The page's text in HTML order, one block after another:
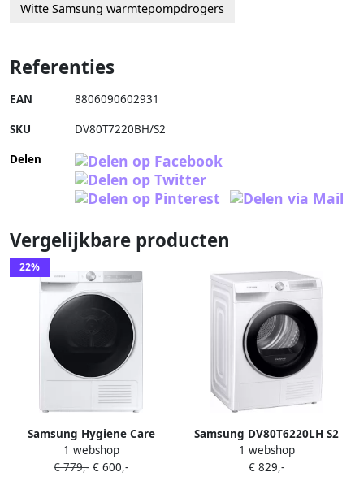
Witte Samsung warmtepompdrogers
Referenties
EAN 8806090602931
SKU DV80T7220BH/S2
Delen
Vergelijkbare producten
22%
Samsung Hygiene Care
warmtepompdroger
DV80T7220WH
1 webshop
€ 779,- € 600,-
Samsung DV80T6220LH S2
6000-serie
Warmtepompdroger
1 webshop
€ 829,-